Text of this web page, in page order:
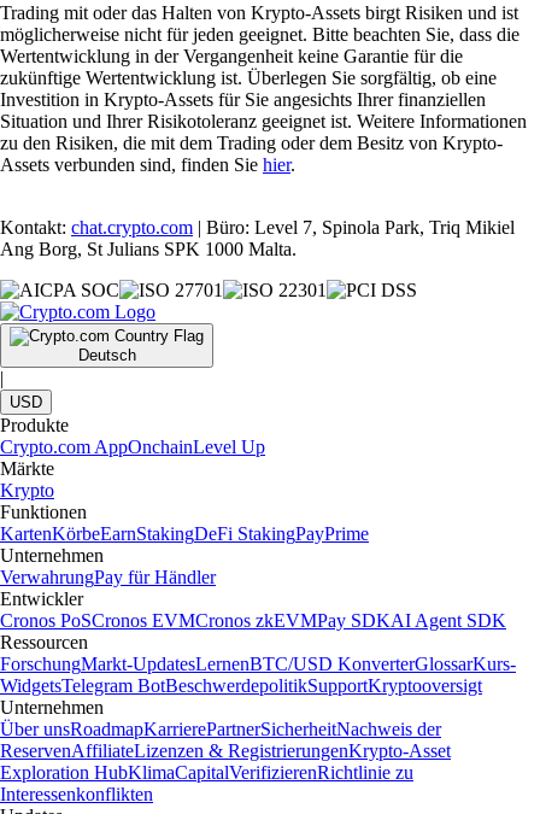
Trading mit oder das Halten von Krypto-Assets birgt Risiken und ist
möglicherweise nicht für jeden geeignet. Bitte beachten Sie, dass die
Wertentwicklung in der Vergangenheit keine Garantie für die
zukünftige Wertentwicklung ist. Überlegen Sie sorgfältig, ob eine
Investition in Krypto-Assets für Sie angesichts Ihrer finanziellen
Situation und Ihrer Risikotoleranz geeignet ist. Weitere Informationen
zu den Risiken, die mit dem Trading oder dem Besitz von Krypto-
Assets verbunden sind, finden Sie hier.
Kontakt: chat.crypto.com | Büro: Level 7, Spinola Park, Triq Mikiel
Ang Borg, St Julians SPK 1000 Malta.
Deutsch
|
USD
Produkte
Crypto.com AppOnchainLevel Up
Märkte
Krypto
Funktionen
KartenKörbeEarnStakingDeFi StakingPayPrime
Unternehmen
VerwahrungPay für Händler
Entwickler
Cronos PoSCronos EVMCronos zkEVMPay SDKAI Agent SDK
Ressourcen
ForschungMarkt-UpdatesLernenBTC/USD KonverterGlossarKurs-
WidgetsTelegram BotBeschwerdepolitikSupportKryptooversigt
Unternehmen
Über unsRoadmapKarrierePartnerSicherheitNachweis der
ReservenAffiliateLizenzen & RegistrierungenKrypto-Asset
Exploration HubKlimaCapitalVerifizierenRichtlinie zu
Interessenkonflikten